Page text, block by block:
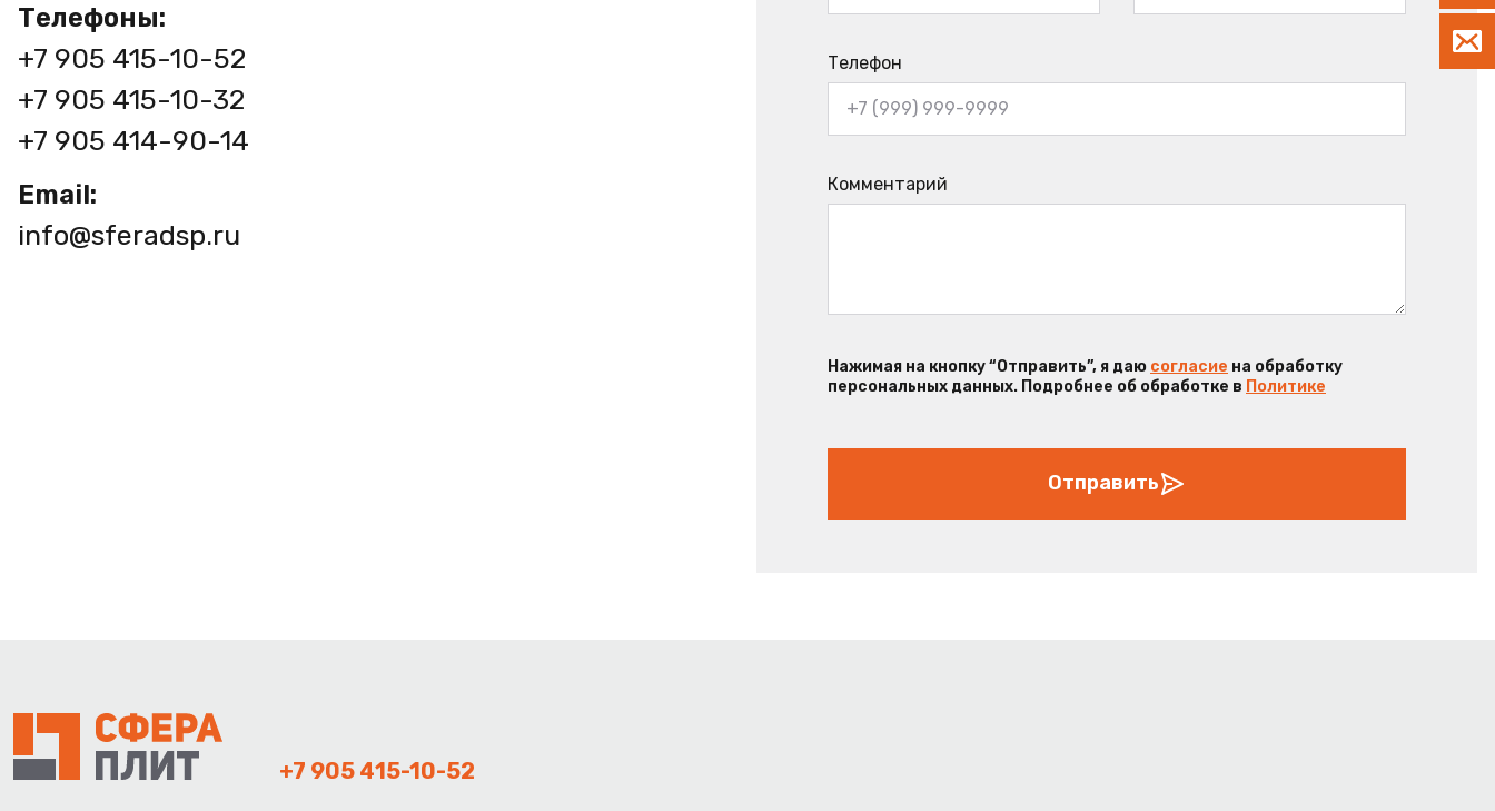
Телефоны:
+7 905 415-10-52
+7 905 415-10-32
+7 905 414-90-14
Email:
info@sferadsp.ru
Телефон
Комментарий
Нажимая на кнопку “Отправить”, я даю согласие на обработку
персональных данных. Подробнее об обработке в Политике
Отправить
+7 905 415-10-52